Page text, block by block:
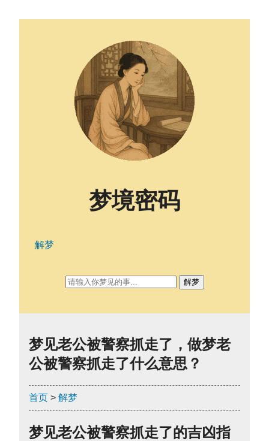
梦见老公被警察抓走了，做梦老
公被警察抓走了什么意思？
首页 > 解梦
梦见老公被警察抓走了的吉凶指
梦境密码
解梦
解梦